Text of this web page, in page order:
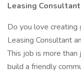
Leasing Consultant
Do you love creating
Leasing Consultant
This job is more
build a friendly